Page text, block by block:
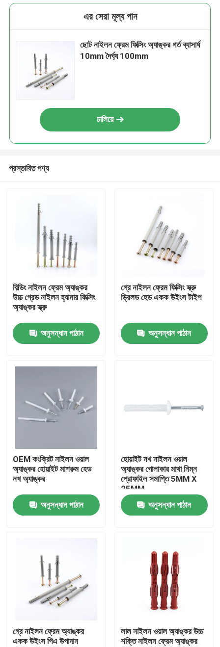
আমাদের সম্পর্কে
কারখানা ভ্রমণ
মান নিয়ন্ত্রণ
উদ্ধৃতির জন্য আবেদন
নাইলন ওয়াল অ্যাঙ্কর
নাইলন অ্যাঙ্কর প্লাগ
এর সেরা মূল্য পান
ছোট নাইলন ফ্রেম ফিক্সিং অ্যাঙ্কর গর্ত ব্যাসার্ধ
10mm দৈর্ঘ্য 100mm
চালিয়ে
প্রস্তাবিত পণ্য
বিল্ডিং নাইলন ফ্রেম অ্যাঙ্কর
উচ্চ গ্রেড নাইলন হ্যামার ফিক্সিং
অ্যাঙ্কর স্ক্রু
অনুসন্ধান পাঠান
গ্রে নাইলন ফ্রেম ফিক্সিং স্ক্রু
ড্রিলড হেড একক উইংস টাইপ
অনুসন্ধান পাঠান
OEM কংক্রিট নাইলন ওয়াল
অ্যাঙ্কর হোয়াইট মাশরুম হেড
নখ অ্যাঙ্কর
অনুসন্ধান পাঠান
হোয়াইট নখ নাইলন ওয়াল
অ্যাঙ্কর গোলাকার মাথা নিম্ন
প্রোফাইল সমাপ্তি 5MM X
25MM
অনুসন্ধান পাঠান
গ্রে নাইলন ফ্রেম অ্যাঙ্কর
একক উইংস পিএ উপাদান
লাল নাইলন ওয়াল অ্যাঙ্কর উচ্চ
শক্তি নাইলন ফ্রেম অ্যাঙ্কর